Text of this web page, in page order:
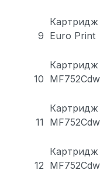
9
Картридж
Euro Print
10
11
12